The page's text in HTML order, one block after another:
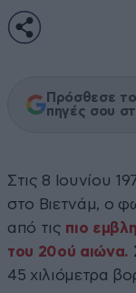
Πρόσθεσε
πηγές σου
Στις 8 Ιουνίου
στο Βιετνάμ, ο
από τις πιο
του 20ού αιώνα.
45 χιλιόμετρα